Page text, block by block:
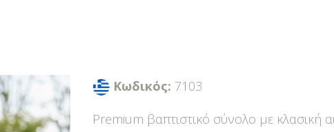
Κωδικός: 7103
Premium βαπτιστικό σύνολο με κλασική